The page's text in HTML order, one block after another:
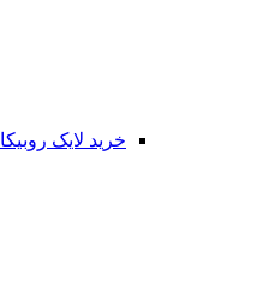
خرید لایک روبیکا